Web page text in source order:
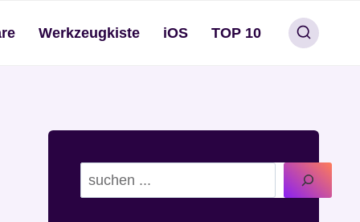
Werkzeugkiste iOS TOP 10
Suchen